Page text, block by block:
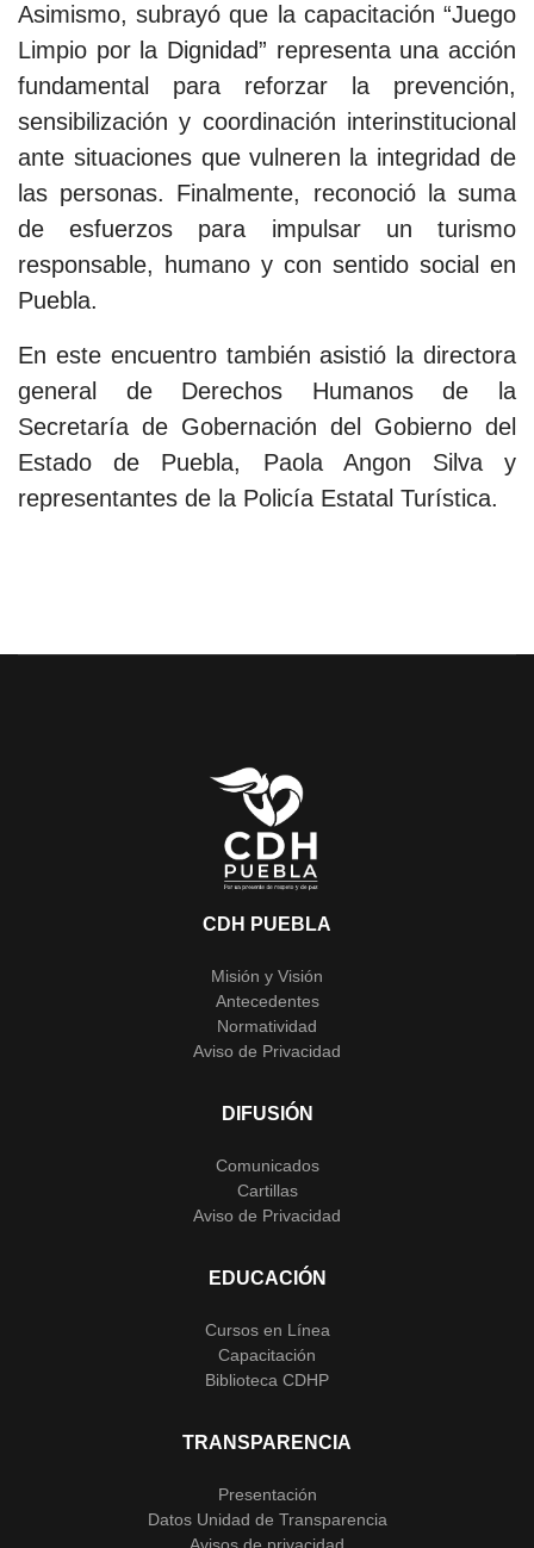
Asimismo, subrayó que la capacitación “Juego
Limpio por la Dignidad” representa una acción
fundamental para reforzar la prevención,
sensibilización y coordinación interinstitucional
ante situaciones que vulneren la integridad de
las personas. Finalmente, reconoció la suma
de esfuerzos para impulsar un turismo
responsable, humano y con sentido social en
Puebla.
En este encuentro también asistió la directora
general de Derechos Humanos de la
Secretaría de Gobernación del Gobierno del
Estado de Puebla, Paola Angon Silva y
representantes de la Policía Estatal Turística.
CDH PUEBLA
Misión y Visión
Antecedentes
Normatividad
Aviso de Privacidad
DIFUSIÓN
Comunicados
Cartillas
Aviso de Privacidad
EDUCACIÓN
Cursos en Línea
Capacitación
Biblioteca CDHP
TRANSPARENCIA
Presentación
Datos Unidad de Transparencia
Avisos de privacidad